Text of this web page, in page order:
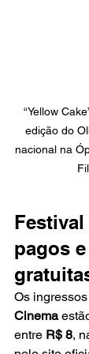
“Yellow
edição do
nacional na
pagos
Os
Cinema
entre R$ 8,